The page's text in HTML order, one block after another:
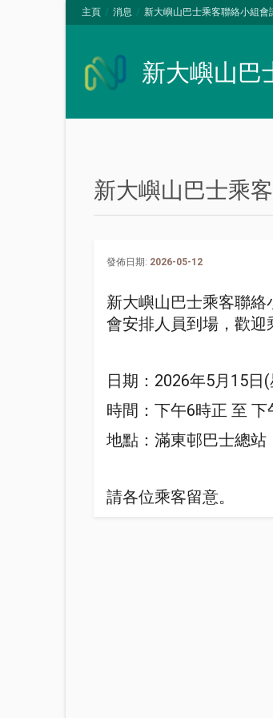
主頁 消息 新大嶼山巴士乘客聯絡小組
新大嶼山巴
新大嶼山巴士乘
發佈日期: 2026-05-12
新大嶼山巴士乘客聯
會安排人員到場，歡迎
日期：2026年5月15日
時間：下午6時正 至 下
地點：滿東邨巴士總站
請各位乘客留意。